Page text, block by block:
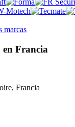
marcas
en Francia
Francia